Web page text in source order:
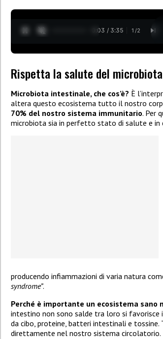
0:04 / 3:35 1 /2
Rispetta la salute del microbiota
Microbiota intestinale, che cos’è? È
altera questo ecosistema tutto il nostro
70% del nostro sistema immunitario. Per
microbiota sia in perfetto stato di salute e in
producendo infiammazioni di varia natura
syndrome”.
Perché è importante un ecosistema sano
intestino non sono salde tra loro si favorisce
da cibo, proteine, batteri intestinali e
direttamente nel nostro sistema circolatorio.